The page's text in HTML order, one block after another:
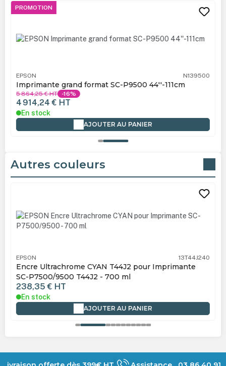
Ignorer la galerie de produits
PROMOTION
EPSON N139500
Imprimante grand format SC-P9500 44''-111cm
5 864,25 €HT -16%
4 914,24 € HT
En stock
AJOUTER AU PANIER
Autres couleurs
EPSON 13T44J240
Encre Ultrachrome CYAN T44J2 pour Imprimante
SC-P7500/9500 T44J2 - 700 ml
238,35 € HT
En stock
AJOUTER AU PANIER